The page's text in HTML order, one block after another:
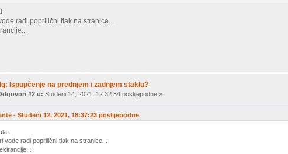
radi poprilični tlak na stranice...
Ispupčenje na prednjem i zadnjem staklu?
#2 u: Studeni 14, 2021, 12:32:54 poslijepodne »
- Studeni 12, 2021, 18:37:23 poslijepodne
vode radi poprilični tlak na stranice...